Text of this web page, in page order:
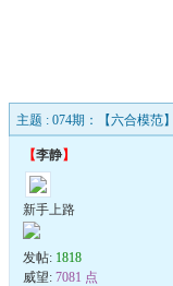
主题 : 074期：【六合模范
【李静】
新手上路
发帖: 1818
威望: 7081 点